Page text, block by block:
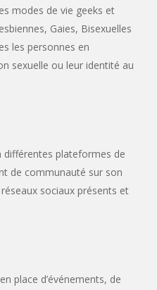
modes de vie geeks et
Gaies, Bisexuelles
les personnes en
sexuelle ou leur identité au
différentes plateformes de
de communauté sur son
sociaux présents et
place d’événements, de